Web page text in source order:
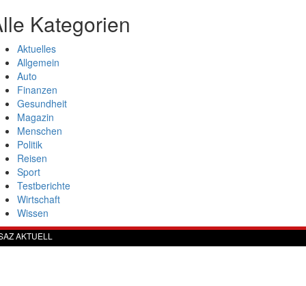
Kategorien
Aktuelles
Allgemein
Auto
Finanzen
Gesundheit
Magazin
Menschen
Politik
Reisen
Sport
Testberichte
Wirtschaft
Wissen
AKTUELL
Werbung